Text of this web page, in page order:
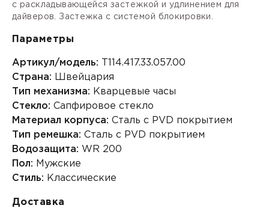
с раскладывающейся застежкой и удлинением для
дайверов. Застежка с системой блокировки.
Параметры
Артикул/модель: T114.417.33.057.00
Страна: Швейцария
Тип механизма: Кварцевые часы
Стекло: Сапфировое стекло
Материал корпуса: Сталь с PVD покрытием
Тип ремешка: Сталь с PVD покрытием
Водозащита: WR 200
Пол: Мужские
Стиль: Классические
Доставка